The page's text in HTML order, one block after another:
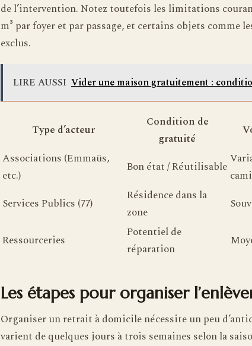
de l’intervention. Notez toutefois les limitations
m³ par foyer et par passage, et certains objets comme
exclus.
LIRE AUSSI Vider une maison gratuitement :
Type d’acteur
Condition de
gratuité
Associations (Emmaüs,
etc.)
Bon état / Réutilisable
Services Publics (77)
Résidence dans la
zone
Ressourceries
Potentiel de
réparation
Les étapes pour organiser
Organiser un retrait à domicile nécessite un peu
varient de quelques jours à trois semaines selon la